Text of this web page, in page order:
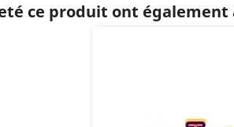
ce produit ont également